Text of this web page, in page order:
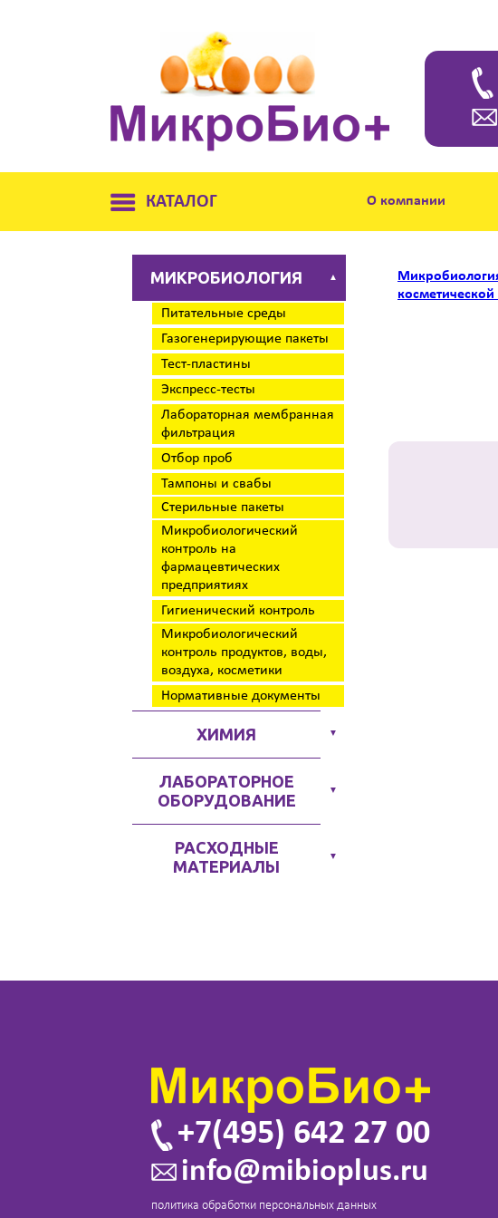
КАТАЛОГ О компании
МИКРОБИОЛОГИЯ ▲
Питательные среды
Газогенерирующие пакеты
Тест-пластины
Экспресс-тесты
Лабораторная мембранная
фильтрация
Отбор проб
Тампоны и свабы
Стерильные пакеты
Микробиологический
контроль на
фармацевтических
предприятиях
Гигиенический контроль
Микробиологический
контроль продуктов, воды,
воздуха, косметики
Нормативные документы
ХИМИЯ ▼
ЛАБОРАТОРНОЕ
ОБОРУДОВАНИЕ
▼
РАСХОДНЫЕ
МАТЕРИАЛЫ
▼
+7(495) 642 27 00
info@mibioplus.ru
политика обработки персональных данных